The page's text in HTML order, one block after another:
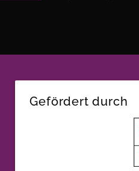
Gefördert durch